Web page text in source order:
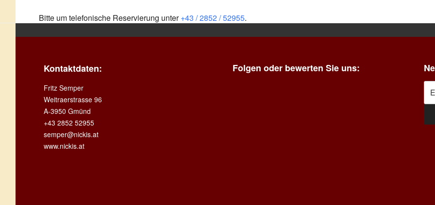
Bitte um telefonische Reservierung unter+43 / 2852 / 52955.
Kontaktdaten:
Fritz Semper
Weitraerstrasse 96
A-3950 Gmünd
+43 2852 52955
semper@nickis.at
www.nickis.at
Folgen oder bewerten Sie uns: